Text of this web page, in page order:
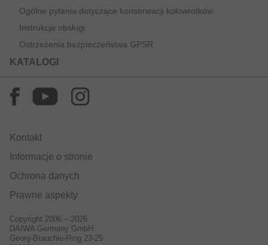
Ogólne pytania dotyczące konserwacji kołowrotków
Instrukcje obsługi
Ostrzeżenia bezpieczeństwa GPSR
KATALOGI
Kontakt
Informacje o stronie
Ochrona danych
Prawne aspekty
Copyright 2006 – 2026
DAIWA Germany GmbH
Georg-Brauchle-Ring 23-25